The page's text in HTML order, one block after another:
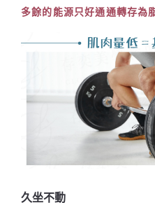
多餘的能源只好通通轉存為
久坐不動